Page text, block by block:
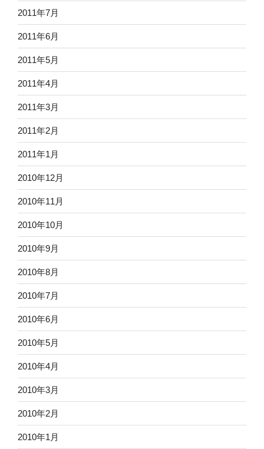
2011年7月
2011年6月
2011年5月
2011年4月
2011年3月
2011年2月
2011年1月
2010年12月
2010年11月
2010年10月
2010年9月
2010年8月
2010年7月
2010年6月
2010年5月
2010年4月
2010年3月
2010年2月
2010年1月